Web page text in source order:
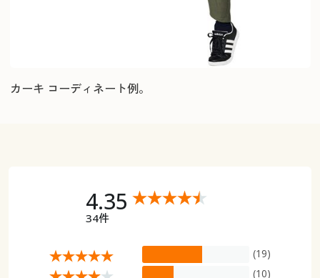
カーキ コーディネート例。
4.35
34件
(19)
(10)